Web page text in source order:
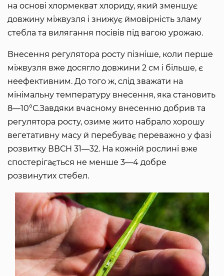
на основі хлормекват хлориду, який зменшує
довжину міжвузля і знижує ймовірність зламу
стебла та вилягання посівів під вагою урожаю.
Внесення регулятора росту пізніше, коли перше
міжвузля вже досягло довжини 2 см і більше, є
неефективним. До того ж, слід зважати на
мінімальну температуру внесення, яка становить
8―10°С.Завдяки вчасному внесенню добрив та
регулятора росту, озиме жито набрало хорошу
вегетативну масу й перебуває переважно у фазі
розвитку ВВСН 31―32. На кожній рослині вже
спостерігається не менше 3―4 добре
розвинутих стебел.